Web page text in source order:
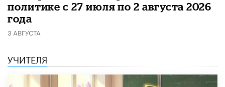
политике с 27 июля по 2 августа 2026
года
3 АВГУСТА
УЧИТЕЛЯ